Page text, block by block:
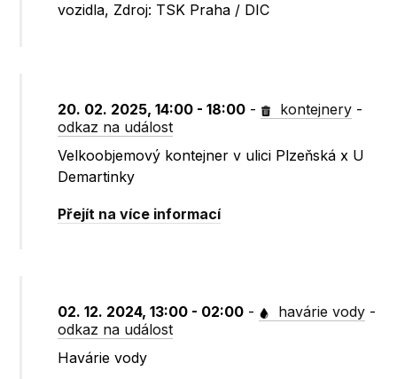
vozidla, Zdroj: TSK Praha / DIC
20. 02. 2025, 14:00 - 18:00 - kontejnery -
odkaz na událost
Velkoobjemový kontejner v ulici Plzeňská x U
Demartinky
Přejít na více informací
02. 12. 2024, 13:00 - 02:00 - havárie vody -
odkaz na událost
Havárie vody